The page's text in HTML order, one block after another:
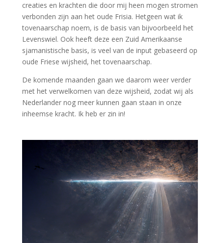
creaties en krachten die door mij heen mogen stromen
verbonden zijn aan het oude Frisia. Hetgeen wat ik
tovenaarschap noem, is de basis van bijvoorbeeld het
Levenswiel. Ook heeft deze een Zuid Amerikaanse
sjamanistische basis, is veel van de input gebaseerd op
oude Friese wijsheid, het tovenaarschap.
De komende maanden gaan we daarom weer verder
met het verwelkomen van deze wijsheid, zodat wij als
Nederlander nog meer kunnen gaan staan in onze
inheemse kracht. Ik heb er zin in!